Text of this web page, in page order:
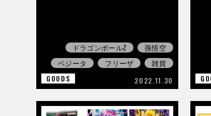
ドラゴンボールZ
孫悟空
ベジータ
フリーザ
雑貨
GOODS
2022.11.30